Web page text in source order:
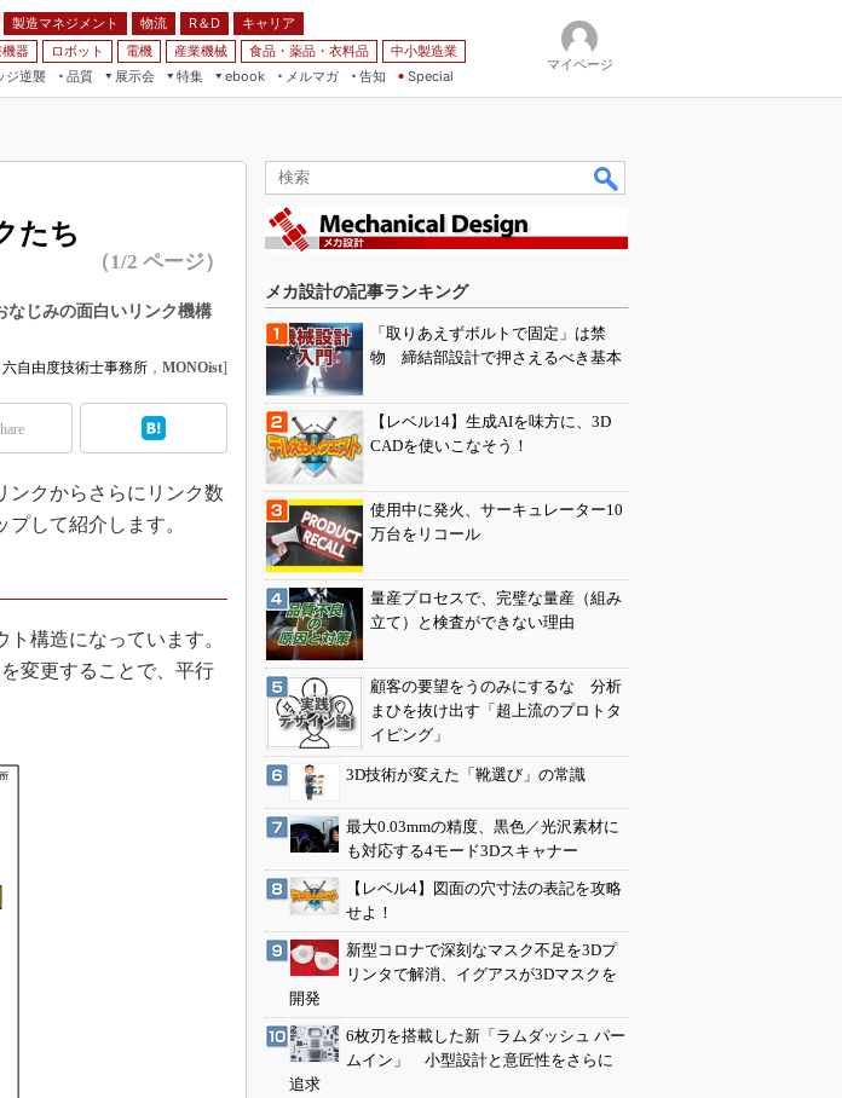
製造マネジメント 物流 R＆D
キャリア
器 ロボット 電機 産業機械 食品・薬品・衣料品
中小製造業
ジ逆襲 品質
展示会
ョー
ド
特集
ービス
リング
発
ル
リー4.0
ャパン
計・開発
ティ
ebook
リティ
メルマガ
告知 Special
マイページ
たち
（1/2 ページ）
なじみの面白いリンク機構
自由度技術士事務所 ， MONOist]
ンクからさらにリンク数
して紹介します。
構造になっています。
変更することで、平行
メカ設計の記事ランキング
「取りあえずボルトで固定」は禁
物 締結部設計で押さえるべき基本
【レベル14】生成AIを味方に、3D
CADを使いこなそう！
使用中に発火、サーキュレーター10
万台をリコール
量産プロセスで、完璧な量産（組み
立て）と検査ができない理由
顧客の要望をうのみにするな 分析
まひを抜け出す「超上流のプロトタ
イピング」
3D技術が変えた「靴選び」の常識
最大0.03mmの精度、黒色／光沢素材に
も対応する4モード3Dスキャナー
【レベル4】図面の穴寸法の表記を攻略
せよ！
新型コロナで深刻なマスク不足を3Dプ
リンタで解消、イグアスが3Dマスクを
開発
6枚刃を搭載した新「ラムダッシュ パー
ムイン」 小型設計と意匠性をさらに
追求